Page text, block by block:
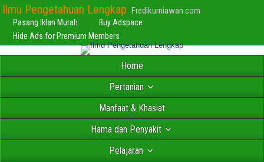
Ilmu Pengetahuan Lengkap Fredikurniawan.com
Pasang Iklan Murah
Buy Adspace
Hide Ads for Premium Members
Home
Pertanian
Manfaat & Khasiat
Hama dan Penyakit
Pelajaran